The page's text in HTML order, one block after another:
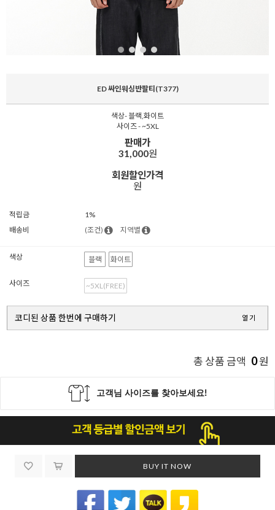
ED 싸인워싱반팔티(T377)
색상- 블랙,화이트
사이즈 - ~5XL
판매가
31,000원
회원할인가격
원
적립금
1%
배송비
(조건) 지역별
색상 블랙 화이트
사이즈 ~5XL(FREE)
코디된 상품 한번에 구매하기 열기
총 상품 금액 0원
BUY IT NOW